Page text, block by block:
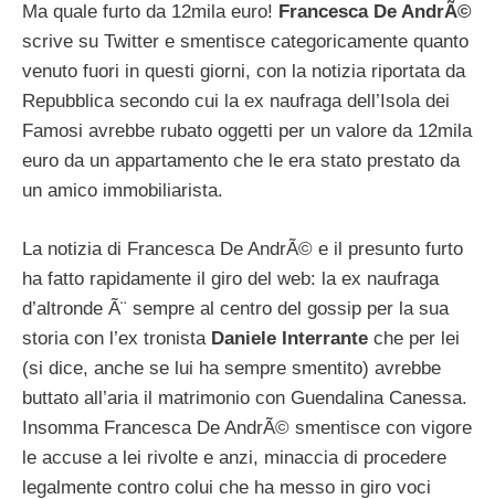
Ma quale furto da 12mila euro! Francesca De AndrÃ©
scrive su Twitter e smentisce categoricamente quanto
venuto fuori in questi giorni, con la notizia riportata da
Repubblica secondo cui la ex naufraga dell’Isola dei
Famosi avrebbe rubato oggetti per un valore da 12mila
euro da un appartamento che le era stato prestato da
un amico immobiliarista.
La notizia di Francesca De AndrÃ© e il presunto furto
ha fatto rapidamente il giro del web: la ex naufraga
d’altronde Ã¨ sempre al centro del gossip per la sua
storia con l’ex tronista Daniele Interrante che per lei
(si dice, anche se lui ha sempre smentito) avrebbe
buttato all’aria il matrimonio con Guendalina Canessa.
Insomma Francesca De AndrÃ© smentisce con vigore
le accuse a lei rivolte e anzi, minaccia di procedere
legalmente contro colui che ha messo in giro voci